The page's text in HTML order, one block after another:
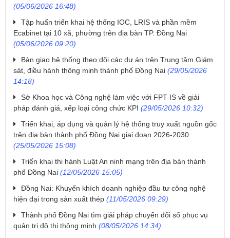
(05/06/2026 16:48)
Tập huấn triển khai hệ thống IOC, LRIS và phần mềm
Ecabinet tại 10 xã, phường trên địa bàn TP. Đồng Nai
(05/06/2026 09:20)
Bàn giao hệ thống theo dõi các dự án trên Trung tâm Giám
sát, điều hành thông minh thành phố Đồng Nai (29/05/2026
14:18)
Sở Khoa học và Công nghệ làm việc với FPT IS về giải
pháp đánh giá, xếp loại công chức KPI (29/05/2026 10:32)
Triển khai, áp dụng và quản lý hệ thống truy xuất nguồn gốc
trên địa bàn thành phố Đồng Nai giai đoạn 2026-2030
(25/05/2026 15:08)
Triển khai thi hành Luật An ninh mạng trên địa bàn thành
phố Đồng Nai (12/05/2026 15:05)
Đồng Nai: Khuyến khích doanh nghiệp đầu tư công nghệ
hiện đại trong sản xuất thép (11/05/2026 09:29)
Thành phố Đồng Nai tìm giải pháp chuyển đổi số phục vụ
quản trị đô thị thông minh (08/05/2026 14:34)